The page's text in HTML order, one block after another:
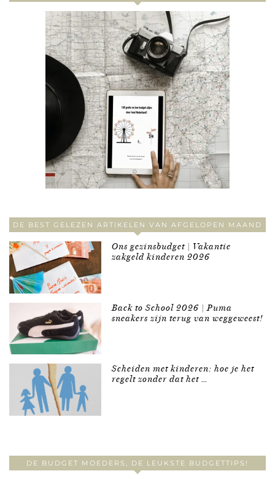
DE BEST GELEZEN ARTIKELEN VAN AFGELOPEN MAAND
Ons gezinsbudget | Vakantie
zakgeld kinderen 2026
Back to School 2026 | Puma
sneakers zijn terug van weggeweest!
Scheiden met kinderen: hoe je het
regelt zonder dat het …
DE BUDGET MOEDERS, DE LEUKSTE BUDGETTIPS!